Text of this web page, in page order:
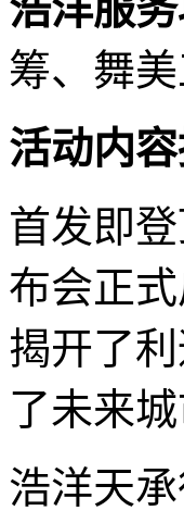
筹、舞
活动内容
首发即
布会正
揭开了
了未来
浩洋天